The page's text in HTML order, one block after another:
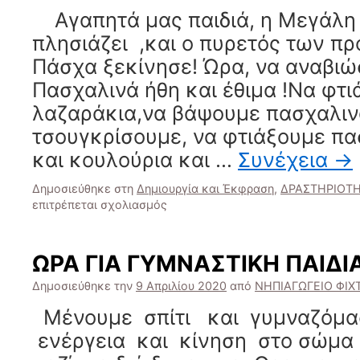
Αγαπητά μας παιδιά, η
πλησιάζει ,και ο πυρετός των
Πάσχα ξεκίνησε! Ώρα, να
Πασχαλινά ήθη και έθιμα !Να
λαζαράκια,να βάψουμε
τσουγκρίσουμε, να φτιάξουμε
και κουλούρια και … Συνέχεια →
Δημοσιεύθηκε στη Δημιουργία και Έκφραση,
επιτρέπεται σχολιασμός
ΜΟΙΡΑΣΤΟΥΜΕ
ΜΑΖΙ
ΟΜΟΡΦΕΣ
ΣΤΙΓΜΕΣ!
ΩΡΑ ΓΙΑ ΓΥΜΝΑΣΤΙΚΗ
Δημοσιεύθηκε την 9 Απριλίου 2020 από ΝΗΠΙΑΓΩΓΕΙΟ
Μένουμε σπίτι και
ενέργεια και κίνηση στο